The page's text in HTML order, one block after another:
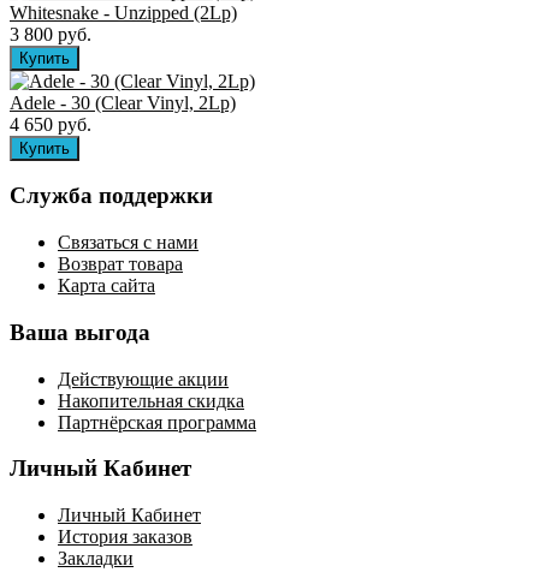
Whitesnake - Unzipped (2Lp)
3 800 руб.
Adele - 30 (Clear Vinyl, 2Lp)
4 650 руб.
Служба поддержки
Связаться с нами
Возврат товара
Карта сайта
Ваша выгода
Действующие акции
Накопительная скидка
Партнёрская программа
Личный Кабинет
Личный Кабинет
История заказов
Закладки